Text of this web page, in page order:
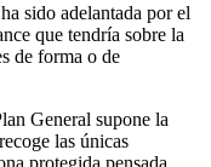
sido adelantada por el
que tendría sobre la
de forma o de
General supone la
las únicas
protegida pensada